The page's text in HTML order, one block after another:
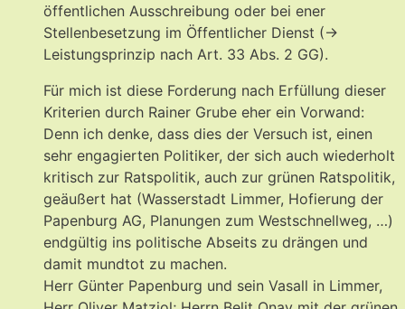
öffentlichen Ausschreibung oder bei ener
Stellenbesetzung im Öffentlicher Dienst (->
Leistungsprinzip nach Art. 33 Abs. 2 GG).
Für mich ist diese Forderung nach Erfüllung dieser
Kriterien durch Rainer Grube eher ein Vorwand:
Denn ich denke, dass dies der Versuch ist, einen
sehr engagierten Politiker, der sich auch wiederholt
kritisch zur Ratspolitik, auch zur grünen Ratspolitik,
geäußert hat (Wasserstadt Limmer, Hofierung der
Papenburg AG, Planungen zum Westschnellweg, …)
endgültig ins politische Abseits zu drängen und
damit mundtot zu machen.
Herr Günter Papenburg und sein Vasall in Limmer,